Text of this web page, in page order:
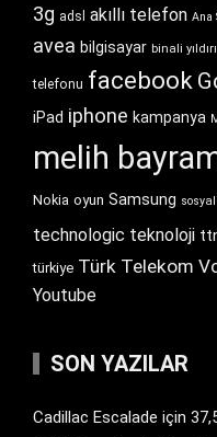
3g adsl akıllı telefon Ana
avea bilgisayar binali
telefonu facebook
iPad iphone kampanya
melih
Nokia oyun Samsung
technologic teknoloji
türkiye Türk Telekom
Youtube
SON YAZILAR
Cadillac Escalade için